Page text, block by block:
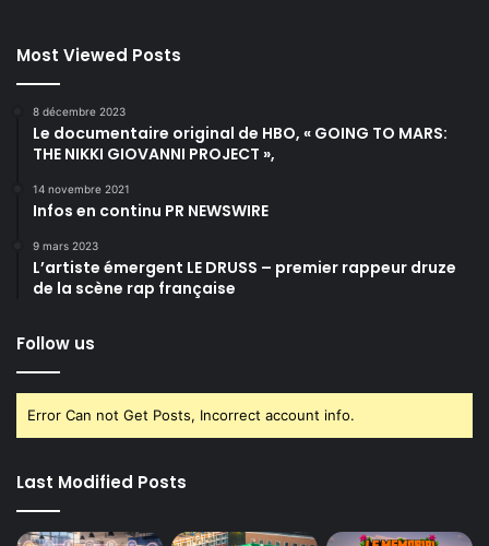
Most Viewed Posts
8 décembre 2023
Le documentaire original de HBO, « GOING TO MARS:
THE NIKKI GIOVANNI PROJECT »,
14 novembre 2021
Infos en continu PR NEWSWIRE
9 mars 2023
L’artiste émergent LE DRUSS – premier rappeur druze
de la scène rap française
Follow us
Error Can not Get Posts, Incorrect account info.
Last Modified Posts